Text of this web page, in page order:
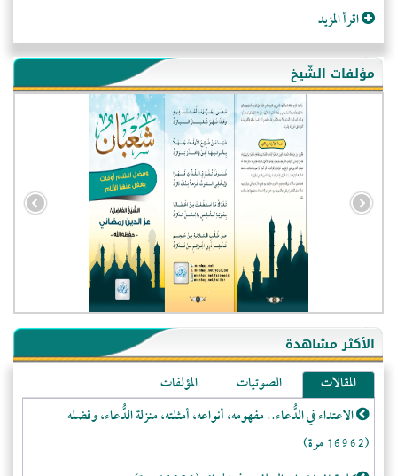
اقرأ المزيد
مؤلفات الشّيخ
الأكثر مشاهدة
المقالات الصوتيات
المؤلفات
الاعتداء في الدُّعاء.. مفهومه، أنواعه، أمثلته، منزلة الدُّعاء، وفضله
(16962 مرة)
- الولايات المتحدة (72408)
- فيتنام (21564)
-غير معروف (21313)
- الصين (10625)
- كندا (10287)
- فرنسا (9145)